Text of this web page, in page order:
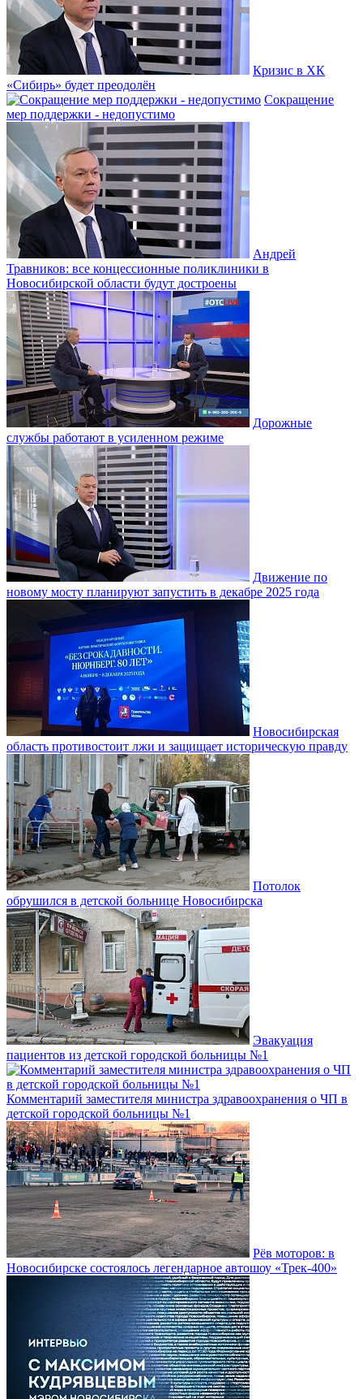
Кризис в ХК
«Сибирь» будет преодолён
Сокращение
мер поддержки - недопустимо
Андрей
Травников: все концессионные поликлиники в
Новосибирской области будут достроены
Дорожные
службы работают в усиленном режиме
Движение по
новому мосту планируют запустить в декабре 2025 года
Новосибирская
область противостоит лжи и защищает историческую правду
Потолок
обрушился в детской больнице Новосибирска
Эвакуация
пациентов из детской городской больницы №1
Комментарий заместителя министра здравоохранения о ЧП в
детской городской больницы №1
Рёв моторов: в
Новосибирске состоялось легендарное автошоу «Трек-400»